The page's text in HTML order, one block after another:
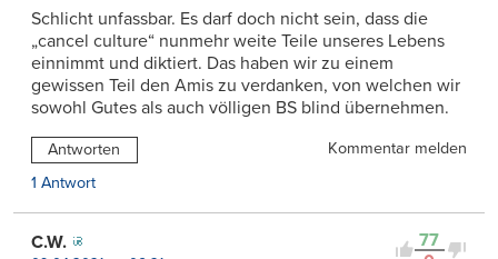
Schlicht unfassbar. Es darf doch nicht sein, dass die
„cancel culture“ nunmehr weite Teile unseres Lebens
einnimmt und diktiert. Das haben wir zu einem
gewissen Teil den Amis zu verdanken, von welchen wir
sowohl Gutes als auch völligen BS blind übernehmen.
Antworten
Kommentar melden
1 Antwort
77
C.W.